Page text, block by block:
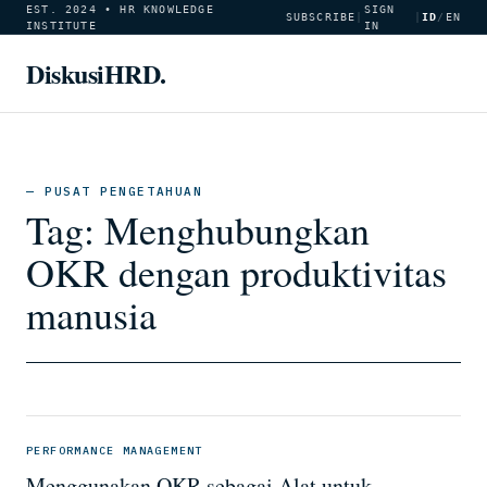
EST. 2024 • HR KNOWLEDGE
INSTITUTE
SUBSCRIBE
SIGN
IN
ID/ EN
DiskusiHRD.
— PUSAT PENGETAHUAN
Tag: Menghubungkan
OKR dengan produktivitas
manusia
PERFORMANCE MANAGEMENT